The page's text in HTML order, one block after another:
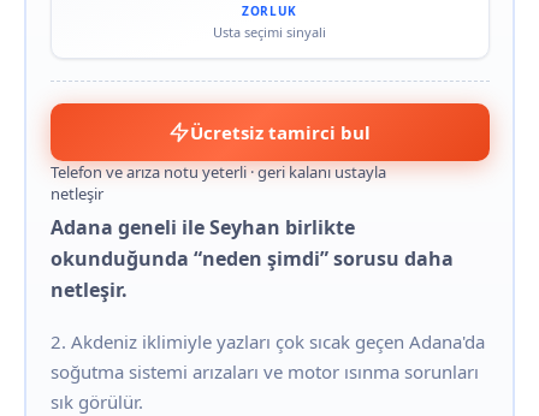
ZORLUK
Usta seçimi sinyali
Ücretsiz tamirci bul
Telefon ve arıza notu yeterli · geri kalanı ustayla
netleşir
Adana geneli ile Seyhan birlikte
okunduğunda “neden şimdi” sorusu daha
netleşir.
2. Akdeniz iklimiyle yazları çok sıcak geçen Adana'da
soğutma sistemi arızaları ve motor ısınma sorunları
sık görülür.